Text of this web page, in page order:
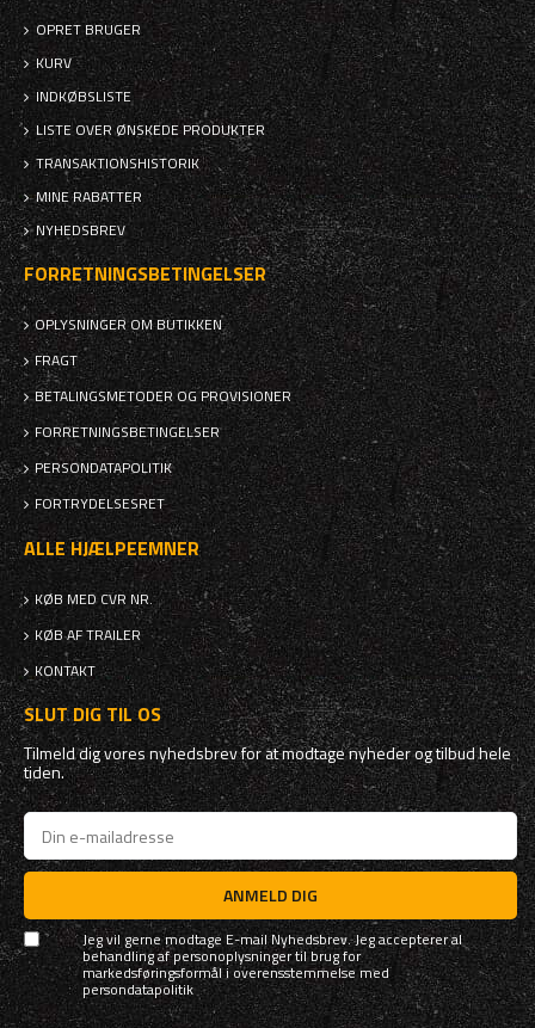
OPRET BRUGER
KURV
INDKØBSLISTE
LISTE OVER ØNSKEDE PRODUKTER
TRANSAKTIONSHISTORIK
MINE RABATTER
NYHEDSBREV
FORRETNINGSBETINGELSER
OPLYSNINGER OM BUTIKKEN
FRAGT
BETALINGSMETODER OG PROVISIONER
FORRETNINGSBETINGELSER
PERSONDATAPOLITIK
FORTRYDELSESRET
ALLE HJÆLPEEMNER
KØB MED CVR NR.
KØB AF TRAILER
KONTAKT
SLUT DIG TIL OS
Tilmeld dig vores nyhedsbrev for at modtage nyheder og tilbud hele
tiden.
ANMELD DIG
Jeg vil gerne modtage E-mail Nyhedsbrev. Jeg accepterer al
behandling af personoplysninger til brug for
markedsføringsformål i overensstemmelse med
persondatapolitik